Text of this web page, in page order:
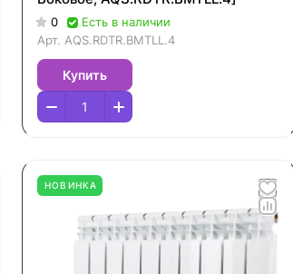
0
Есть в наличии
Арт. AQS.RDTR.BMTLL.4
Купить
НОВИНКА